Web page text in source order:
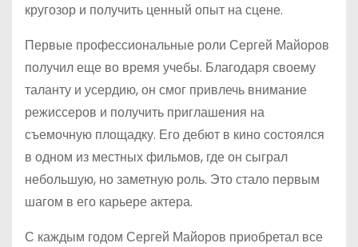
кругозор и получить ценный опыт на сцене.
Первые профессиональные роли Сергей Майоров
получил еще во время учебы. Благодаря своему
таланту и усердию, он смог привлечь внимание
режиссеров и получить приглашения на
съемочную площадку. Его дебют в кино состоялся
в одном из местных фильмов, где он сыграл
небольшую, но заметную роль. Это стало первым
шагом в его карьере актера.
С каждым годом Сергей Майоров приобретал все